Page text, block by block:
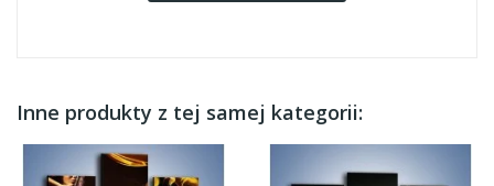
Inne produkty z tej samej kategorii: